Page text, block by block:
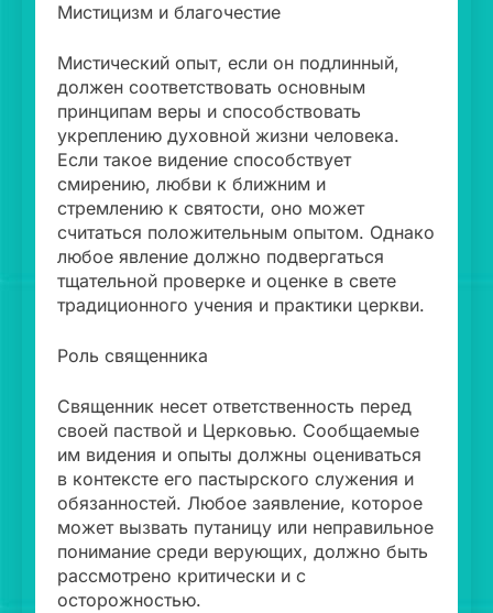
Мистицизм и благочестие
Мистический опыт, если он подлинный,
должен соответствовать основным
принципам веры и способствовать
укреплению духовной жизни человека.
Если такое видение способствует
смирению, любви к ближним и
стремлению к святости, оно может
считаться положительным опытом. Однако
любое явление должно подвергаться
тщательной проверке и оценке в свете
традиционного учения и практики церкви.
Роль священника
Священник несет ответственность перед
своей паствой и Церковью. Сообщаемые
им видения и опыты должны оцениваться
в контексте его пастырского служения и
обязанностей. Любое заявление, которое
может вызвать путаницу или неправильное
понимание среди верующих, должно быть
рассмотрено критически и с
осторожностью.